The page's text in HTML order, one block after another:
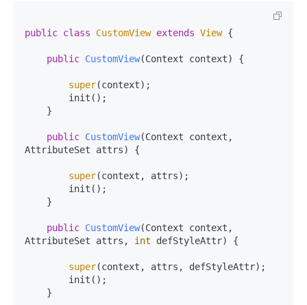
public class CustomView extends View {
public CustomView(Context context) {
super(context);
public CustomView(Context context,
AttributeSet attrs)
{
super(context, attrs);
public CustomView(Context context,
AttributeSet attrs, int defStyleAttr) {
super(context, attrs, defStyleAttr);